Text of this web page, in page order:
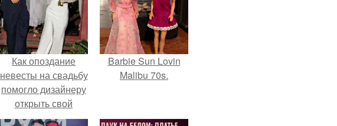
Как опоздание
невесты на свадьбу
помогло дизайнеру
открыть свой
бренд.
Barbie Sun Lovin
Malibu 70s.